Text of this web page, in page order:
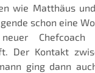
wie Matthäus
schon eine
Chefcoach
Der Kontakt
ging dann